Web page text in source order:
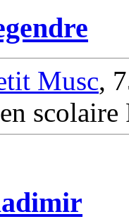
Musc,
scolaire